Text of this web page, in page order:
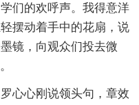
们的欢呼声。我得意洋
摆动着手中的花扇，说
镜，向观众们投去微
心心刚说领头句，章效